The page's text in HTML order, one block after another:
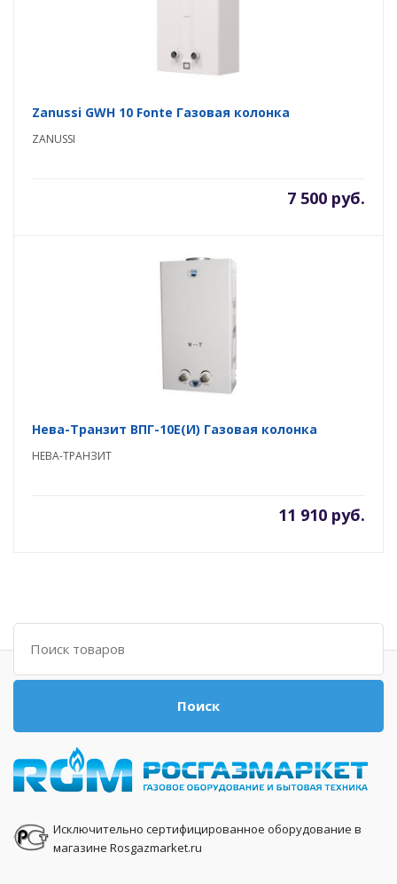
Zanussi GWH 10 Fonte Газовая колонка
ZANUSSI
7 500 руб.
Нева-Транзит ВПГ-10E(И) Газовая колонка
НЕВА-ТРАНЗИТ
11 910 руб.
Поиск
Поиск
Исключительно сертифицированное оборудование в
магазине Rosgazmarket.ru